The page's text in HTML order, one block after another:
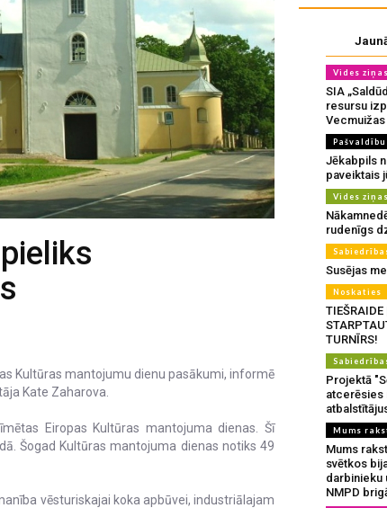
Kultūras mantojumu dienu pasākumi, informē
Kate Zaharova.
Eiropas Kultūras mantojuma dienas. Šī
Šogad Kultūras mantojuma dienas notiks 49
vēsturiskajai koka apbūvei, industriālajam
Vides ziņas
SIA
resursu
Vecmuižas
Jēkabpils
paveiktais
Vides ziņas
rudenīgs
Susējas
Noskaties
TURNĪRS!
Projektā
atcerēsies
Mums
Mums
svētkos
darbinieku
NMPD